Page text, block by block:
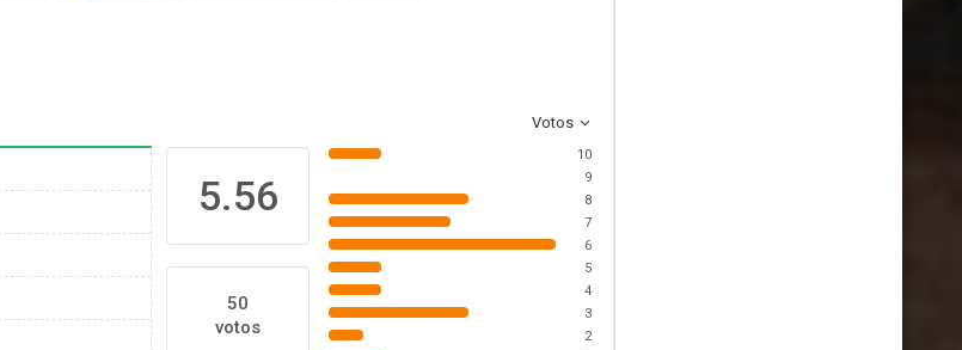
Votos
5.56
50
votos
10
9
8
7
6
5
4
3
2